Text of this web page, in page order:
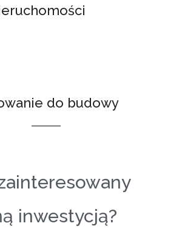
do budowy
inwestycją?